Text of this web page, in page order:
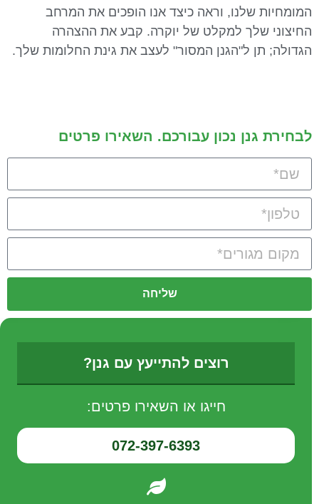
המומחיות שלנו, וראה כיצד אנו הופכים את המרחב
החיצוני שלך למקלט של יוקרה. קבע את ההצהרה
הגדולה; תן ל"הגנן המסור" לעצב את גינת החלומות שלך.
לבחירת גנן נכון עבורכם. השאירו פרטים
שליחה
רוצים להתייעץ עם גנן?
חייגו או השאירו פרטים:
072-397-6393